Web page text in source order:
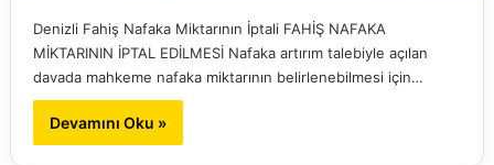
Denizli Fahiş Nafaka Miktarının İptali FAHİŞ NAFAKA
MİKTARININ İPTAL EDİLMESİ Nafaka artırım talebiyle açılan
davada mahkeme nafaka miktarının belirlenebilmesi için…
Devamını Oku »